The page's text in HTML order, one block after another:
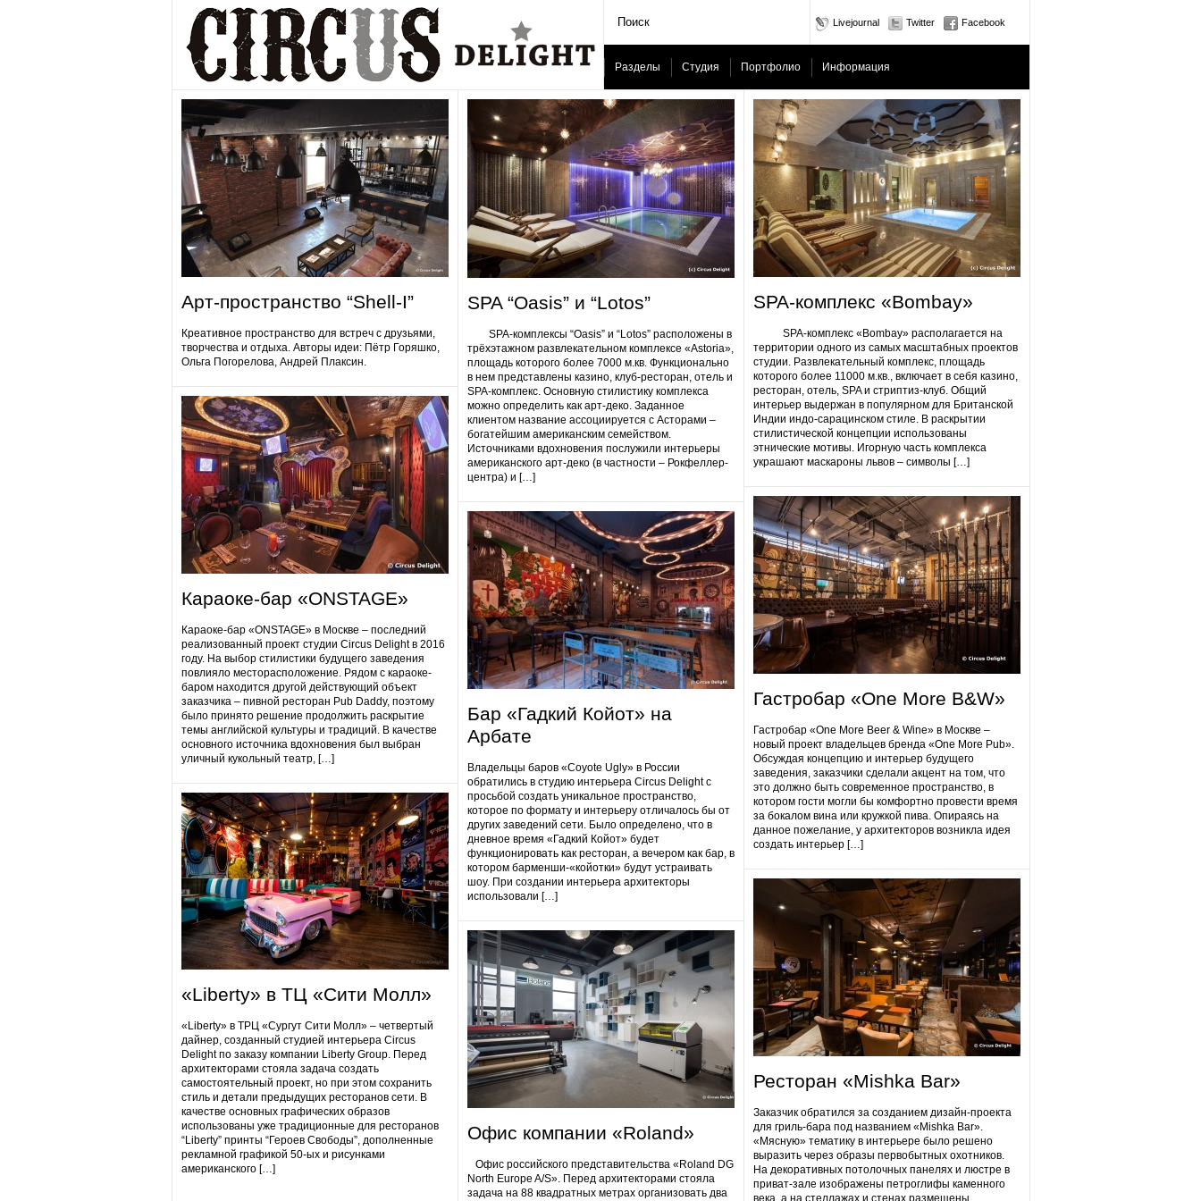
Livejournal Twitter Facebook
Разделы Студия Портфолио Информация
Арт-пространство “Shell-I”
Креативное пространство для встреч с друзьями,
творчества и отдыха. Авторы идеи: Пётр Горяшко,
Ольга Погорелова, Андрей Плаксин.
Караоке-бар «ONSTAGE»
Караоке-бар «ONSTAGE» в Москве – последний
реализованный проект студии Circus Delight в 2016
году. На выбор стилистики будущего заведения
повлияло месторасположение. Рядом с караоке-
баром находится другой действующий объект
заказчика – пивной ресторан Pub Daddy​, поэтому
было принято решение продолжить раскрытие
темы английской культуры и традиций. В качестве
основного источника вдохновения был выбран
уличный кукольный театр, […]
«Liberty» в ТЦ «Сити Молл»
«Liberty» в ТРЦ «Сургут Сити Молл» – четвертый
дайнер, созданный студией интерьера Circus
Delight по заказу компании Liberty Group. Перед
архитекторами стояла задача создать
самостоятельный проект, но при этом сохранить
стиль и детали предыдущих ресторанов сети. В
качестве основных графических образов
использованы уже традиционные для ресторанов
“Liberty” принты “Героев Свободы”, дополненные
рекламной графикой 50-ых и рисунками
американского […]
SPA “Oasis” и “Lotos”
SPA-комплексы “Oasis” и “Lotos” расположены в
трёхэтажном развлекательном комплексе «Astoria»,
площадь которого более 7000 м.кв. Функционально
в нем представлены казино, клуб-ресторан, отель и
SPA-комплекс. Основную стилистику комплекса
можно определить как арт-деко. Заданное
клиентом название ассоциируется с Асторами –
богатейшим американским семейством.
Источниками вдохновения послужили интерьеры
американского арт-деко (в частности – Рокфеллер-
центра) и […]
Бар «Гадкий Койот» на
Арбате
Владельцы баров «Coyote Ugly» в России
обратились в студию интерьера Circus Delight с
просьбой создать уникальное пространство,
которое по формату и интерьеру отличалось бы от
других заведений сети. Было определено, что в
дневное время «Гадкий Койот» будет
функционировать как ресторан, а вечером как бар, в
котором барменши-«койотки» будут устраивать
шоу. При создании интерьера архитекторы
использовали […]
Офис компании «Roland»
Офис российского представительства «Roland DG
North Europe A/S». Перед архитекторами стояла
задача на 88 квадратных метрах организовать два
SPA-комплекс «Bombay»
SPA-комплекс «Bombay» располагается на
территории одного из самых масштабных проектов
студии. Развлекательный комплекс, площадь
которого более 11000 м.кв., включает в себя казино,
ресторан, отель, SPA и стриптиз-клуб. Общий
интерьер выдержан в популярном для Британской
Индии индо-сарацинском стиле. В раскрытии
стилистической концепции использованы
этнические мотивы. Игорную часть комплекса
украшают маскароны львов – символы […]
Гастробap «One More B&W»
Гастробap «One More Beer & Wine» в Москве –
новый проект владельцев бренда «One More Pub».
Обсуждая концепцию и интерьер будущего
заведения, заказчики сделали акцент на том, что
это должно быть современное пространство, в
котором гости могли бы комфортно провести время
за бокалом вина или кружкой пива. Опираясь на
данное пожелание, у архитекторов возникла идея
создать интерьер […]
Ресторан «Mishka Bar»
Заказчик обратился за созданием дизайн-проекта
для гриль-бара под названием «Mishka Bar».
«Мясную» тематику в интерьере было решено
выразить через образы первобытных охотников.
На декоративных потолочных панелях и люстре в
приват-зале изображены петроглифы каменного
века, а на стеллажах и стенах размещены